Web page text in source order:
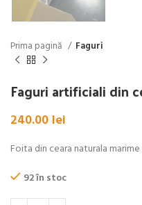
Prima pagină Faguri
Faguri artificiali din
240.00 lei
Foita din ceara naturala
92 în stoc